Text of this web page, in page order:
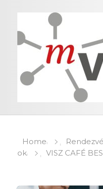
Home
ok
VISZ CAFÉ